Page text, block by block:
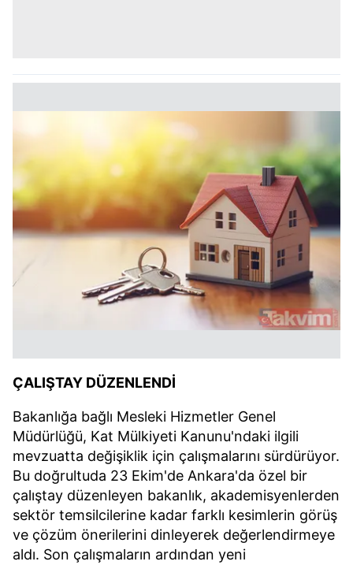
ÇALIŞTAY DÜZENLENDİ
Bakanlığa bağlı Mesleki Hizmetler Genel
Müdürlüğü, Kat Mülkiyeti Kanunu'ndaki ilgili
mevzuatta değişiklik için çalışmalarını sürdürüyor.
Bu doğrultuda 23 Ekim'de Ankara'da özel bir
çalıştay düzenleyen bakanlık, akademisyenlerden
sektör temsilcilerine kadar farklı kesimlerin görüş
ve çözüm önerilerini dinleyerek değerlendirmeye
aldı. Son çalışmaların ardından yeni